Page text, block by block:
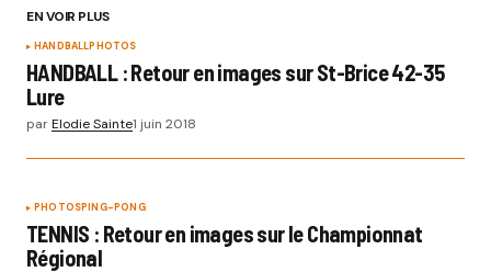
EN VOIR PLUS
HANDBALLPHOTOS
HANDBALL : Retour en images sur St-Brice 42-35
Lure
parElodie Sainte1 juin 2018
PHOTOSPING-PONG
TENNIS : Retour en images sur le Championnat
Régional